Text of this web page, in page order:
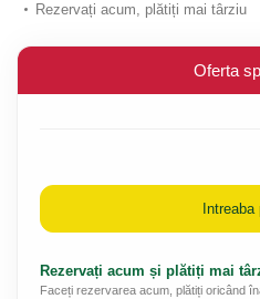
Rezervați acum, plătiți mai târziu
Oferta
Intreaba
Rezervați acum și plătiți mai
Faceți rezervarea acum, plătiți oricând